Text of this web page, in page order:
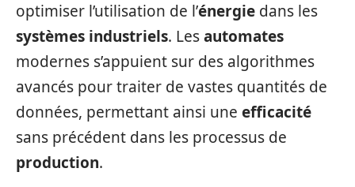
optimiser l’utilisation de l’énergie dans les
systèmes industriels. Lesautomates
modernes s’appuient sur des algorithmes
avancés pour traiter de vastes quantités de
données, permettant ainsi une efficacité
sans précédent dans les processus de
production.